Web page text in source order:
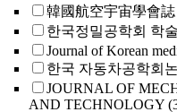
韓國航空宇宙學會誌
한국정밀공학회 학
Journal of Korean
한국 자동차공학회
JOURNAL OF
AND TECHNOLOGY